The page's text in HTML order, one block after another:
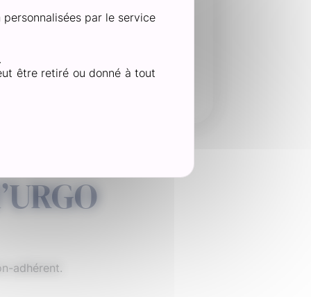
un antiseptique. Puis,
d’éviter tout risque de
que la plaie ne saigne
adhérent.
par le service
être retiré ou donné à tout